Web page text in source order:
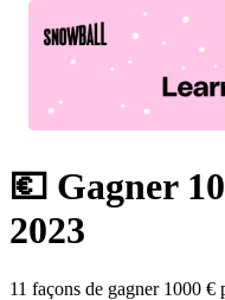
💶 Gagner
2023
11 façons de gagner 1000 €